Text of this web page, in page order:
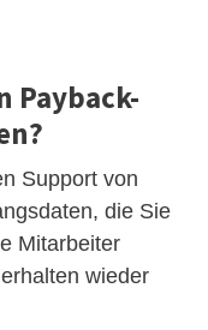
Payback-
Support von
die Sie
Mitarbeiter
wieder